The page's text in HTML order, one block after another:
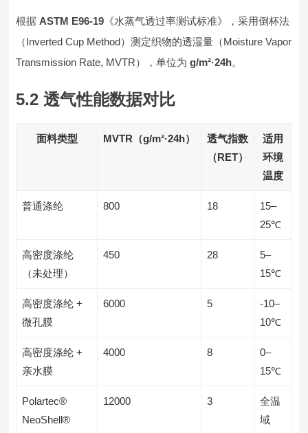
根据 ASTM E96-19 《水蒸气透过率测试标准》，采用倒杯法
（Inverted Cup Method）测定织物的透湿量（Moisture Vapor
Transmission Rate, MVTR），单位为g/m²·24h。
5.2 透气性能数据对比
面料类型 MVTR（g/m²·24h）
透气指数
（RET）
适用
环境
温度
普通涤纶 800 18
15–
25℃
高密度涤纶
（未处理）
450 28
5–
15℃
高密度涤纶 +
微孔膜
6000 5
-10–
10℃
高密度涤纶 +
亲水膜
4000 8
0–
15℃
Polartec®
NeoShell®
12000 3
全温
域